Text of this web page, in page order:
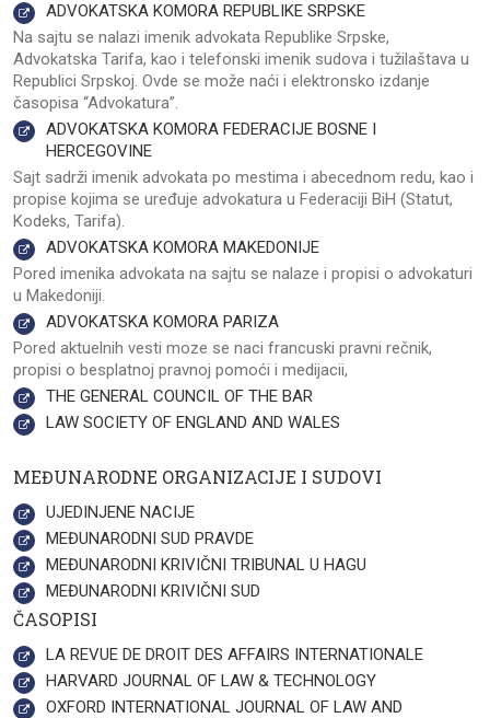
ADVOKATSKA KOMORA REPUBLIKE SRPSKE
Na sajtu se nalazi imenik advokata Republike Srpske,
Advokatska Tarifa, kao i telefonski imenik sudova i tužilaštava u
Republici Srpskoj. Ovde se može naći i elektronsko izdanje
časopisa “Advokatura”.
ADVOKATSKA KOMORA FEDERACIJE BOSNE I
HERCEGOVINE
Sajt sadrži imenik advokata po mestima i abecednom redu, kao i
propise kojima se uređuje advokatura u Federaciji BiH (Statut,
Kodeks, Tarifa).
ADVOKATSKA KOMORA MAKEDONIJE
Pored imenika advokata na sajtu se nalaze i propisi o advokaturi
u Makedoniji.
ADVOKATSKA KOMORA PARIZA
Pored aktuelnih vesti moze se naci francuski pravni rečnik,
propisi o besplatnoj pravnoj pomoći i medijacii,
THE GENERAL COUNCIL OF THE BAR
LAW SOCIETY OF ENGLAND AND WALES
MEĐUNARODNE ORGANIZACIJE I SUDOVI
UJEDINJENE NACIJE
MEĐUNARODNI SUD PRAVDE
MEĐUNARODNI KRIVIČNI TRIBUNAL U HAGU
MEĐUNARODNI KRIVIČNI SUD
ČASOPISI
LA REVUE DE DROIT DES AFFAIRS INTERNATIONALE
HARVARD JOURNAL OF LAW & TECHNOLOGY
OXFORD INTERNATIONAL JOURNAL OF LAW AND